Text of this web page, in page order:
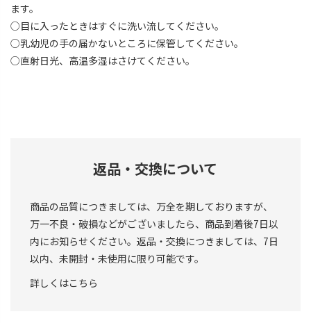
ます。
○目に入ったときはすぐに洗い流してください。
○乳幼児の手の届かないところに保管してください。
○直射日光、高温多湿はさけてください。
返品・交換について
商品の品質につきましては、万全を期しておりますが、
万一不良・破損などがございましたら、商品到着後7日以
内にお知らせください。返品・交換につきましては、7日
以内、未開封・未使用に限り可能です。
詳しくはこちら